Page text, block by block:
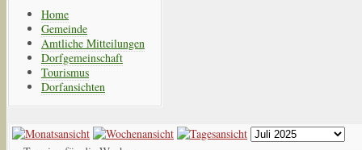
Home
Gemeinde
Amtliche Mitteilungen
Dorfgemeinschaft
Tourismus
Dorfansichten